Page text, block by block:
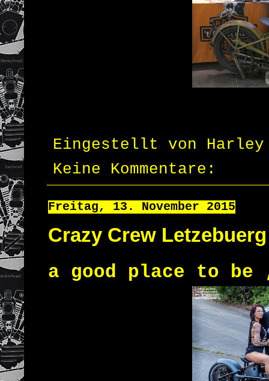
Eingestellt von
Keine Kommentare:
Freitag, 13. November 2015
Crazy Crew Letzebuerg
a good place to be